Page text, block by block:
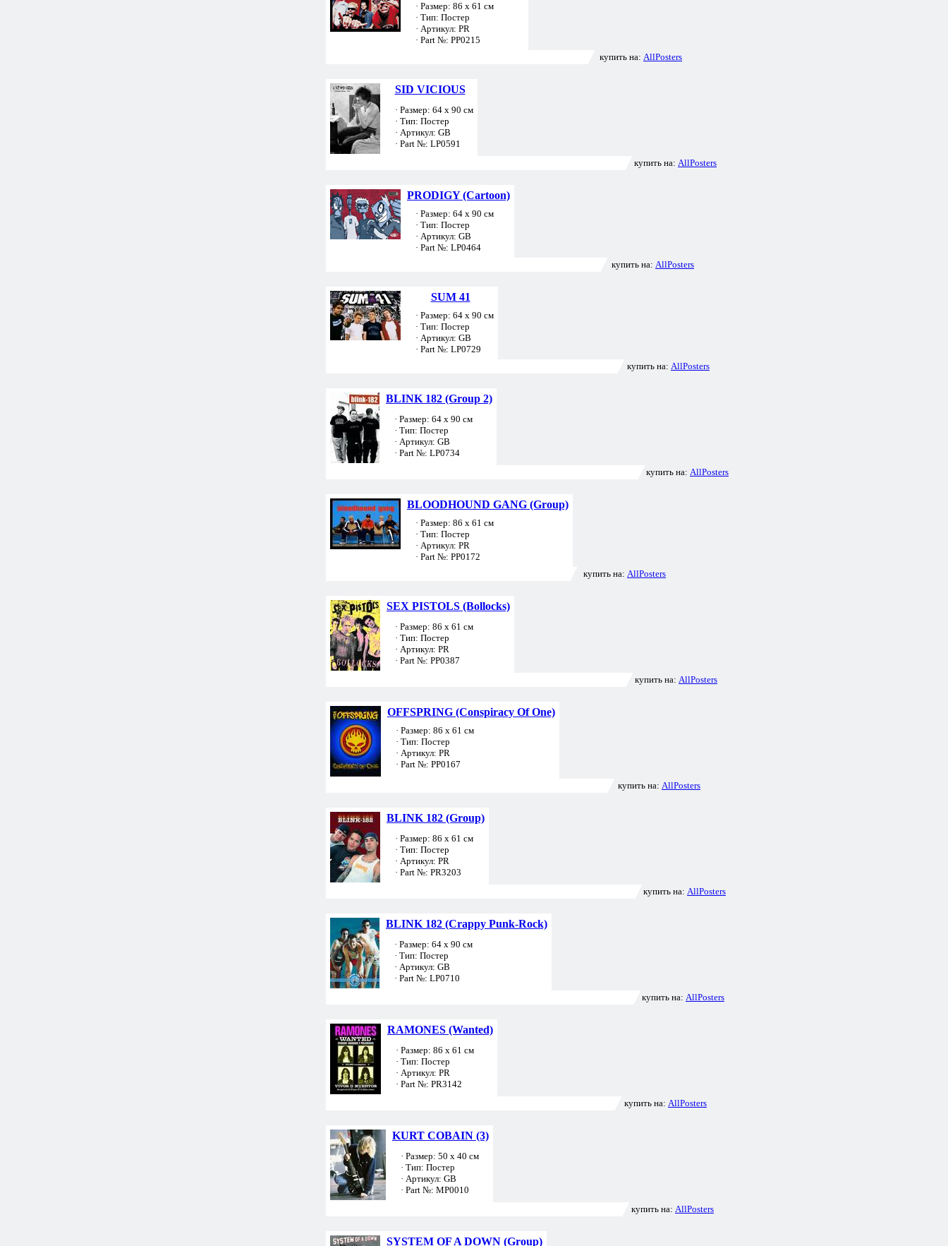
· Размер: 86 х 61 см
· Тип: Постер
· Артикул: PR
· Part №: PP0215
купить на: AllPosters
SID VICIOUS
· Размер: 64 х 90 см
· Тип: Постер
· Артикул: GB
· Part №: LP0591
купить на: AllPosters
PRODIGY (Cartoon)
· Размер: 64 х 90 см
· Тип: Постер
· Артикул: GB
· Part №: LP0464
купить на: AllPosters
SUM 41
· Размер: 64 х 90 см
· Тип: Постер
· Артикул: GB
· Part №: LP0729
купить на: AllPosters
BLINK 182 (Group 2)
· Размер: 64 х 90 см
· Тип: Постер
· Артикул: GB
· Part №: LP0734
купить на: AllPosters
BLOODHOUND GANG (Group)
· Размер: 86 х 61 см
· Тип: Постер
· Артикул: PR
· Part №: PP0172
купить на: AllPosters
SEX PISTOLS (Bollocks)
· Размер: 86 х 61 см
· Тип: Постер
· Артикул: PR
· Part №: PP0387
купить на: AllPosters
OFFSPRING (Conspiracy Of One)
· Размер: 86 х 61 см
· Тип: Постер
· Артикул: PR
· Part №: PP0167
купить на: AllPosters
BLINK 182 (Group)
· Размер: 86 х 61 см
· Тип: Постер
· Артикул: PR
· Part №: PR3203
купить на: AllPosters
BLINK 182 (Crappy Punk-Rock)
· Размер: 64 х 90 см
· Тип: Постер
· Артикул: GB
· Part №: LP0710
купить на: AllPosters
RAMONES (Wanted)
· Размер: 86 х 61 см
· Тип: Постер
· Артикул: PR
· Part №: PR3142
купить на: AllPosters
KURT COBAIN (3)
· Размер: 50 х 40 см
· Тип: Постер
· Артикул: GB
· Part №: MP0010
купить на: AllPosters
SYSTEM OF A DOWN (Group)